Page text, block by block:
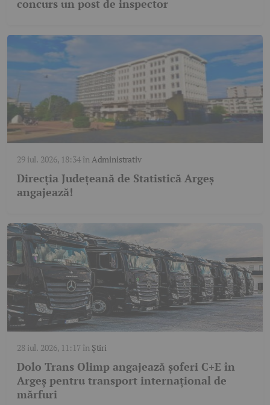
concurs un post de inspector
29 iul. 2026, 18:34înAdministrativ
Direcția Județeană de Statistică Argeș
angajează!
28 iul. 2026, 11:17în Știri
Dolo Trans Olimp angajează șoferi C+E în
Argeș pentru transport internațional de
mărfuri